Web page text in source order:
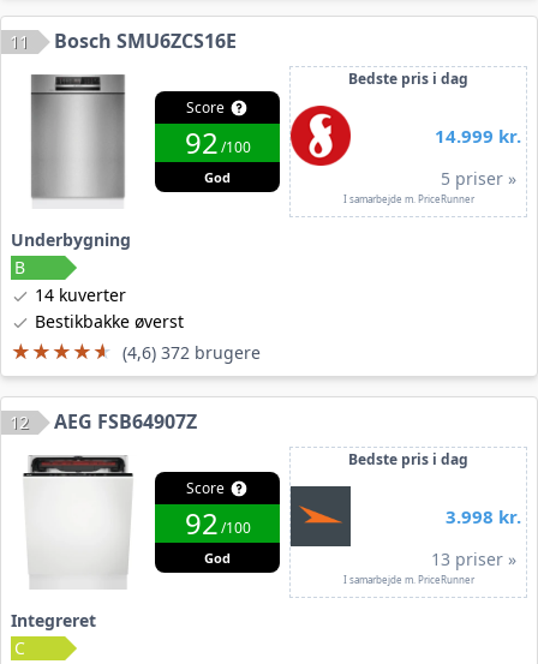
11 Bosch SMU6ZCS16E
Score
92/100
God
Bedste pris i dag
14.999 kr.
5 priser »
I samarbejde m. PriceRunner
Underbygning
14 kuverter
Bestikbakke øverst
★★★★★
★★★★★ (4,6) 372 brugere
12 AEG FSB64907Z
Score
92/100
God
Bedste pris i dag
3.998 kr.
13 priser »
I samarbejde m. PriceRunner
Integreret